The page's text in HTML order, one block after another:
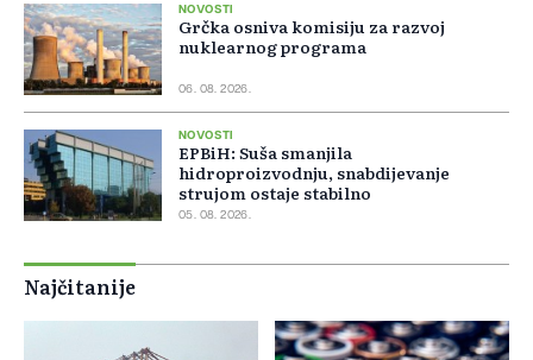
NOVOSTI
Grčka osniva komisiju za razvoj
nuklearnog programa
06. 08. 2026.
NOVOSTI
EPBiH: Suša smanjila
hidroproizvodnju, snabdijevanje
strujom ostaje stabilno
05. 08. 2026.
Najčitanije